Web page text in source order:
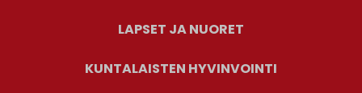
LAPSET JA NUORET
KUNTALAISTEN HYVINVOINTI